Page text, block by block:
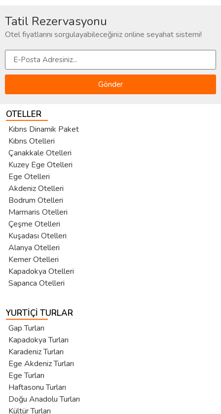
Tatil Rezervasyonu
Otel fiyatlarını sorgulayabileceğiniz online seyahat sistemi!
Gönder
OTELLER
Kıbrıs Dinamik Paket
Kıbrıs Otelleri
Çanakkale Otelleri
Kuzey Ege Otelleri
Ege Otelleri
Akdeniz Otelleri
Bodrum Otelleri
Marmaris Otelleri
Çeşme Otelleri
Kuşadası Otelleri
Alanya Otelleri
Kemer Otelleri
Kapadokya Otelleri
Sapanca Otelleri
YURTIÇI TURLAR
Gap Turları
Kapadokya Turları
Karadeniz Turları
Ege Akdeniz Turları
Ege Turları
Haftasonu Turları
Doğu Anadolu Turları
Kültür Turları